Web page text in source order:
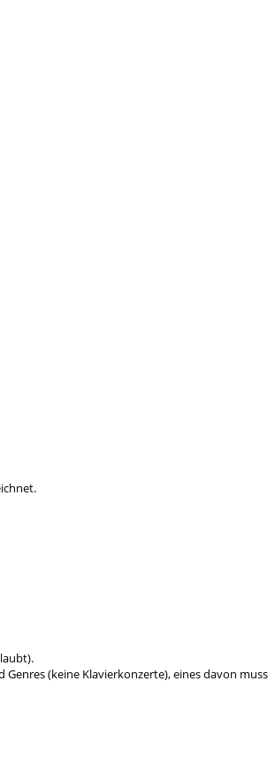
(keine Klavierkonzerte), eines davon muss